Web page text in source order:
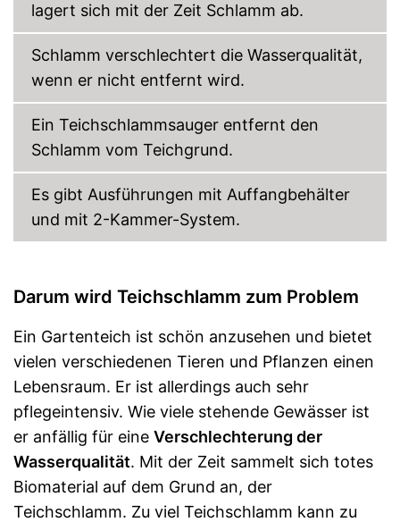
lagert sich mit der Zeit Schlamm ab.
Schlamm verschlechtert die Wasserqualität,
wenn er nicht entfernt wird.
Ein Teichschlammsauger entfernt den
Schlamm vom Teichgrund.
Es gibt Ausführungen mit Auffangbehälter
und mit 2-Kammer-System.
Darum wird Teichschlamm zum Problem
Ein Gartenteich ist schön anzusehen und bietet
vielen verschiedenen Tieren und Pflanzen einen
Lebensraum. Er ist allerdings auch sehr
pflegeintensiv. Wie viele stehende Gewässer ist
er anfällig für eine Verschlechterung der
Wasserqualität. Mit der Zeit sammelt sich totes
Biomaterial auf dem Grund an, der
Teichschlamm. Zu viel Teichschlamm kann zu